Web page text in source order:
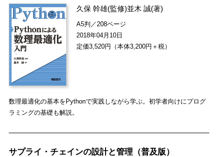
久保 幹雄(監修)並木 誠(著)
A5判／208ページ
2018年04月10日
定価3,520円（本体3,200円＋税）
数理最適化の基本をPythonで実践しながら学ぶ。初学者向けにプログ
ラミングの基礎も解説。
サプライ・チェインの設計と管理（普及版）